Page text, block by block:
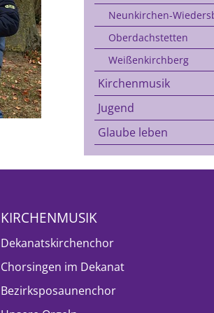
Neunkirchen-
Oberdachstetten
Weißenkirchberg
Kirchenmusik
Jugend
Glaube leben
KIRCHENMUSIK
Dekanatskirchenchor
Chorsingen im Dekanat
Bezirksposaunenchor